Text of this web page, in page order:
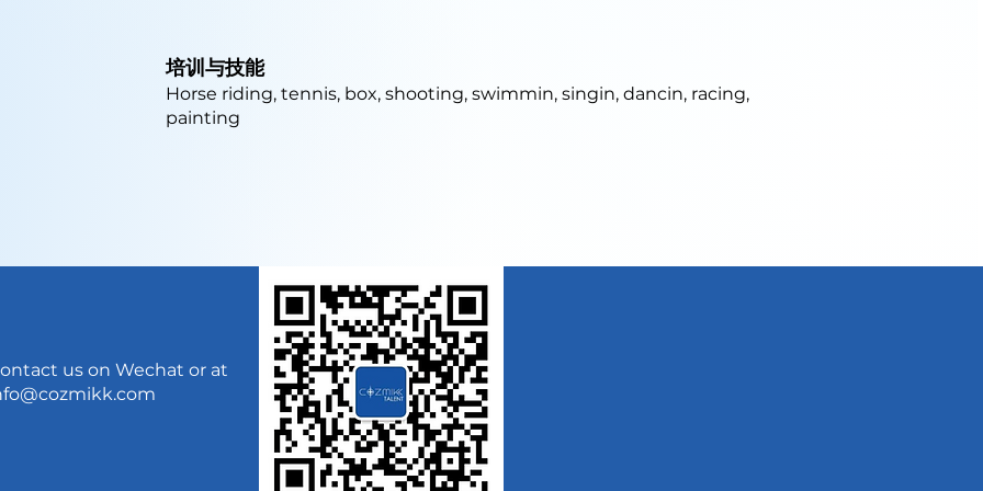
培训与技能
Horse riding, tennis, box, shooting, swimmin, singin, dancin, racing,
painting
us on Wechat or at